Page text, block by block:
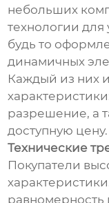
небольших
технологии
будь то
динамичных
Каждый из них
разрешение, а
доступную цену.
Технические
Покупатели
равномерность